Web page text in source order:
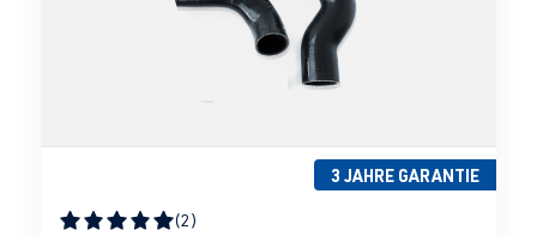
3 JAHRE GARANTIE
(2)